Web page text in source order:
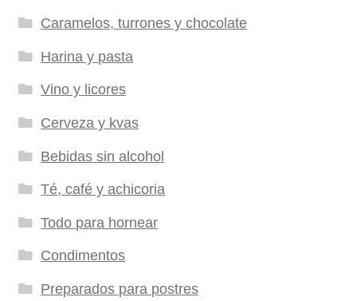
Caramelos, turrones y chocolate
Harina y pasta
Vino y licores
Cerveza y kvas
Bebidas sin alcohol
Té, café y achicoria
Todo para hornear
Condimentos
Preparados para postres